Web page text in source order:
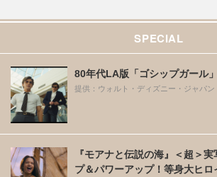
SPECIAL
80年代LA版「ゴシップガール
提供：ウォルト・ディズニー・ジャパン
『モアナと伝説の海』＜超＞
プ＆パワーアップ！等身大ヒ